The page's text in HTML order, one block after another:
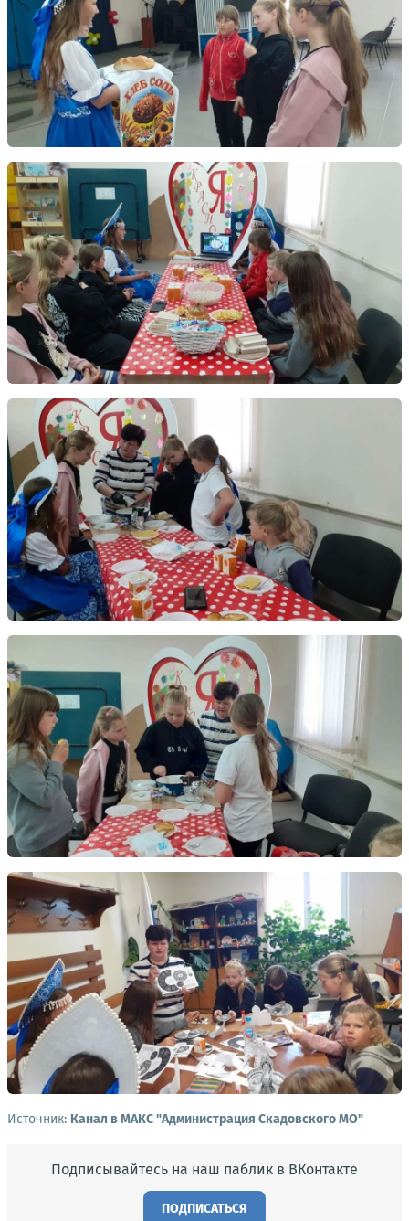
Источник: Канал в МАКС "Администрация Скадовского МО"
Подписывайтесь на наш паблик в ВКонтакте
ПОДПИСАТЬСЯ